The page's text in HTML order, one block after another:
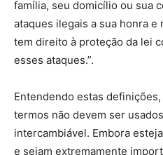
família, seu domicílio ou sua
ataques ilegais a sua honra e
tem direito à proteção da lei
esses ataques.”.
Entendendo estas
termos não devem ser
intercambiável. Embora
e sejam extremamente